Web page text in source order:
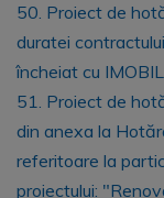
50. Proiect de
duratei
încheiat cu
51. Proiect de
din anexa la
referitoare la
proiectului: